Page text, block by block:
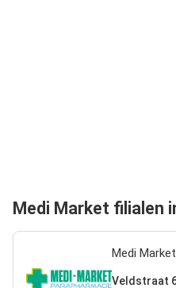
Medi Market filialen
Medi Market
Veldstraat